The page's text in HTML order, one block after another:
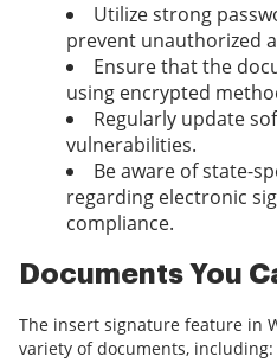
Utilize strong
prevent unauthorized
Ensure that the
using encrypted
Regularly update
vulnerabilities.
Be aware of state-
regarding electronic
compliance.
Documents You
The insert signature feature in
variety of documents, including: